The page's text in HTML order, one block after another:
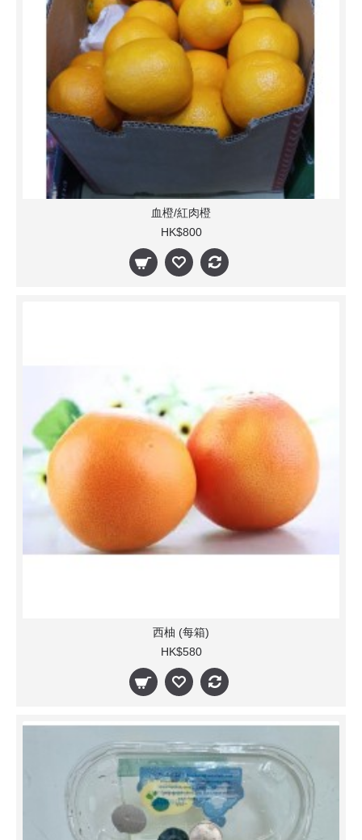
血橙/紅肉橙
HK$800
西柚 (每箱)
HK$580